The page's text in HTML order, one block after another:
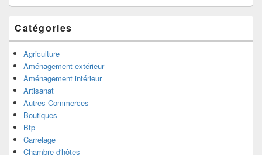
Catégories
Agriculture
Aménagement extérieur
Aménagement intérieur
Artisanat
Autres Commerces
Boutiques
Btp
Carrelage
Chambre d'hôtes